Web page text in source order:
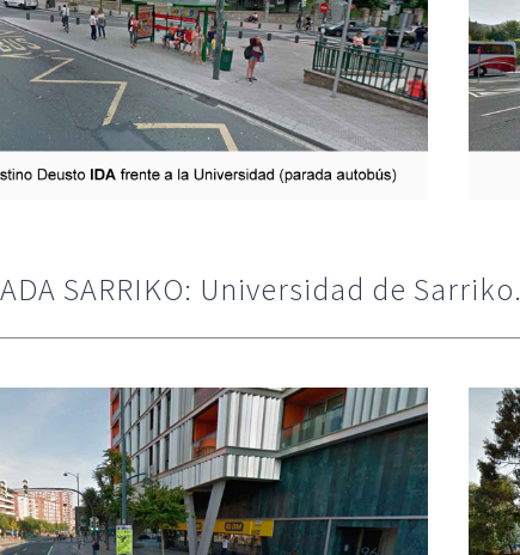
SARRIKO: Universidad de Sarriko.